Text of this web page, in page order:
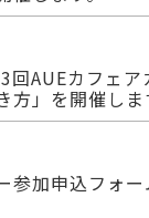
回AUEカフェア
」を開催しま
参加申込フォ